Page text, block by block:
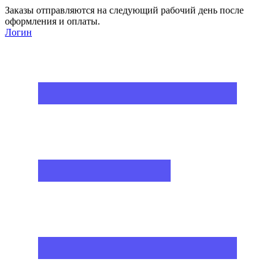
Заказы отправляются на следующий рабочий день после
оформления и оплаты.
Логин